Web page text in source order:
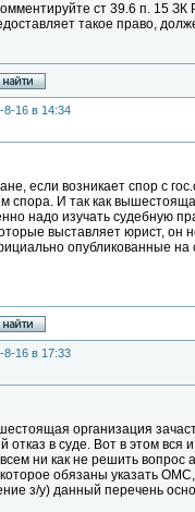
ст 39.6 п. 15 ЗК
такое право,
16 в 14:34
если возникает спор с
спора. И так как
надо изучать судебную
выставляет юрист, он
опубликованные на
16 в 17:33
организация
отказ в суде. Вот в этом вся
ни как не решить вопрос
обязаны указать
з/у) данный перечень